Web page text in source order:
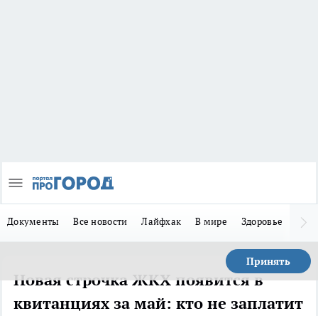
Документы Все новости Лайфхак В мире Здоровье
Принять
Новая строчка ЖКХ появится в
квитанциях за май: кто не заплатит